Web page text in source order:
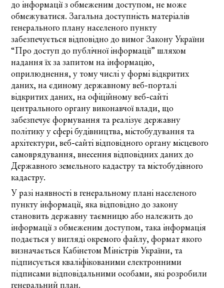
до інформації з обмеженим доступом, не може
обмежуватися. Загальна доступність матеріалів
генерального плану населеного пункту
забезпечується відповідно до вимог Закону України
“Про доступ до публічної інформації” шляхом
надання їх за запитом на інформацію,
оприлюднення, у тому числі у формі відкритих
даних, на єдиному державному веб-порталі
відкритих даних, на офіційному веб-сайті
центрального органу виконавчої влади, що
забезпечує формування та реалізує державну
політику у сфері будівництва, містобудування та
архітектури, веб-сайті відповідного органу місцевого
самоврядування, внесення відповідних даних до
Державного земельного кадастру та містобудівного
кадастру.
У разі наявності в генеральному плані населеного
пункту інформації, яка відповідно до закону
становить державну таємницю або належить до
інформації з обмеженим доступом, така інформація
подається у вигляді окремого файлу, формат якого
визначається Кабінетом Міністрів України, та
підписується кваліфікованими електронними
підписами відповідальними особами, які розробили
генеральний план.